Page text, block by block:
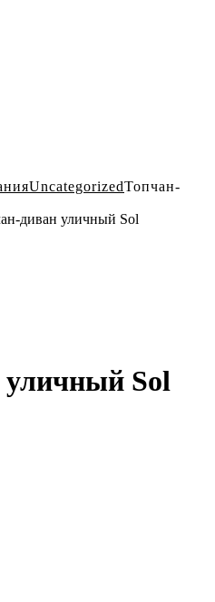
UncategorizedТопчан-
диван уличный Sol
Sol